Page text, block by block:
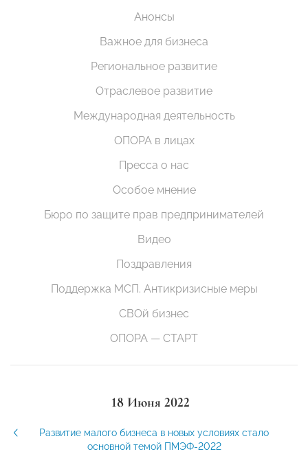
Анонсы
Важное для бизнеса
Региональное развитие
Отраслевое развитие
Международная деятельность
ОПОРА в лицах
Пресса о нас
Особое мнение
Бюро по защите прав предпринимателей
Видео
Поздравления
Поддержка МСП. Антикризисные меры
СВОй бизнес
ОПОРА — СТАРТ
18 Июня 2022
Развитие малого бизнеса в новых условиях стало
основной темой ПМЭФ-2022